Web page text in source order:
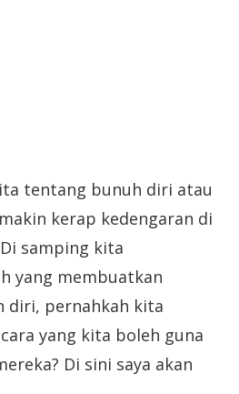
tentang bunuh diri atau
kerap kedengaran di
samping kita
yang membuatkan
diri, pernahkah kita
yang kita boleh guna
Di sini saya akan